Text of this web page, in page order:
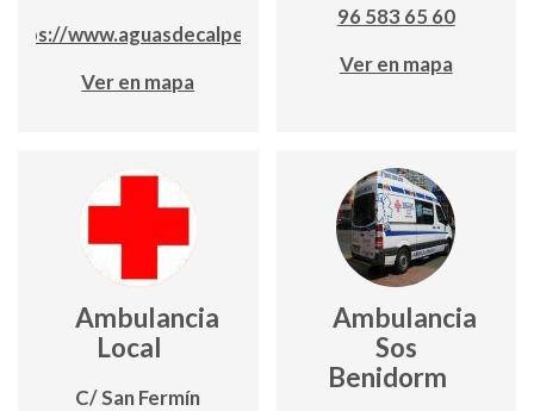
www.aguasdecalpe.es/
Ver en mapa
96 583 65 60
Ver en mapa
Ambulancia
Local
C/ San Fermín
Ambulancia
Sos
Benidorm